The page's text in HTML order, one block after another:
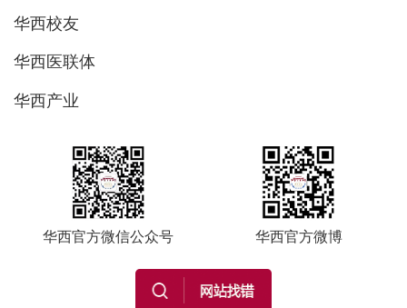
华西校友
华西医联体
华西产业
华西官方微信公众号 华西官方微博